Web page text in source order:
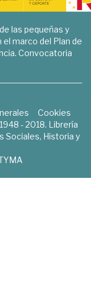
las pequeñas y
marco del Plan de
Convocatoria
Cookies
- 2018. Librería
Sociales, Historia y